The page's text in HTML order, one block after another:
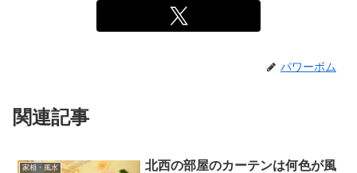
パワーボム
関連記事
家相・風水
北西の部屋のカーテンは何色が風